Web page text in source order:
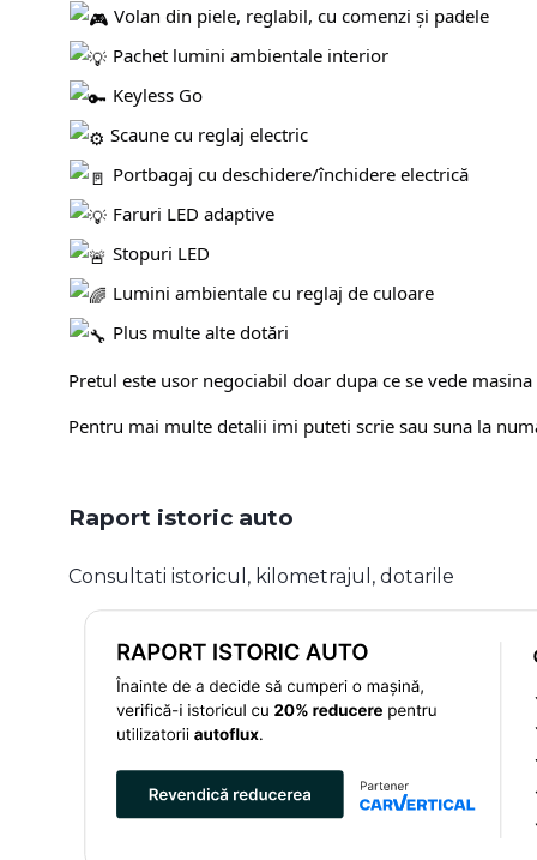
Volan din piele, reglabil, cu comenzi și padele
Pachet lumini ambientale interior
Keyless Go
Scaune cu reglaj electric
Portbagaj cu deschidere/închidere electrică
Faruri LED adaptive
Stopuri LED
Lumini ambientale cu reglaj de culoare
Plus multe alte dotări
Pretul este usor negociabil doar dupa ce se vede masina
Pentru mai multe detalii imi puteti scrie sau suna la
Raport istoric auto
Consultati istoricul, kilometrajul, dotarile